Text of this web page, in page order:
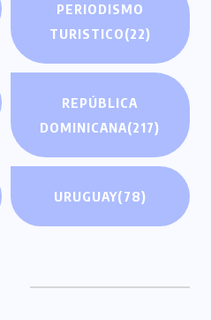
PERIODISMO
TURISTICO(22)
REPÚBLICA
DOMINICANA(217)
URUGUAY(78)